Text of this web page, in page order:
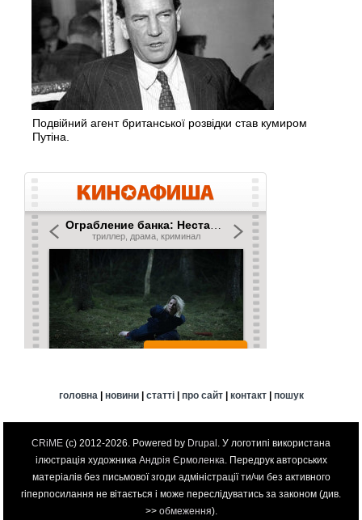
Подвійний агент британської розвідки став кумиром
Путіна.
головна | новини| статті| про сайт| контакт| пошук
CRiME (c) 2012-2026. Powered by Drupal . У логотипі використана
ілюстрація художника Андрія Єрмоленка . Передрук авторських
матеріалів без письмової згоди адміністрації ти/чи без активного
гіперпосилання не вітається і може переслідуватись за законом (див.
>> обмеження).